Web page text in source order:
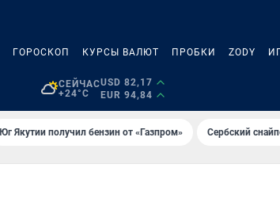
ГОРОСКОП КУРСЫ ВАЛЮТ ПРОБКИ ZODY
СЕЙЧАС
+24°C
USD 82,17
EUR 94,84
Юг Якутии получил бензин от «Газпром» Сербский